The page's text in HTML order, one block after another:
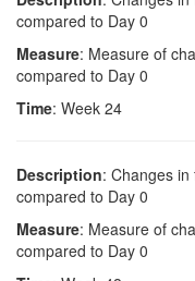
compared to Day 0
Measure: Measure of
compared to Day 0
Time: Week 24
Description: Changes
compared to Day 0
Measure: Measure of
compared to Day 0